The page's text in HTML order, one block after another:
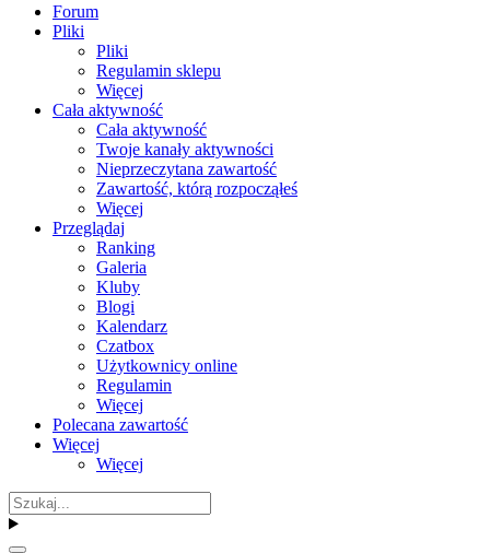
Forum
Pliki
Pliki
Regulamin sklepu
Więcej
Cała aktywność
Cała aktywność
Twoje kanały aktywności
Nieprzeczytana zawartość
Zawartość, którą rozpocząłeś
Więcej
Przeglądaj
Ranking
Galeria
Kluby
Blogi
Kalendarz
Czatbox
Użytkownicy online
Regulamin
Więcej
Polecana zawartość
Więcej
Więcej